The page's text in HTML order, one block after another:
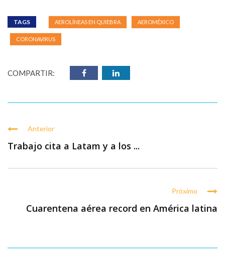
TAGS AEROLÍNEAS EN QUIEBRA AEROMÉXICO
CORONAVIRUS
COMPARTIR:
Anterior
Trabajo cita a Latam y a los ...
Próximo
Cuarentena aérea record en América latina